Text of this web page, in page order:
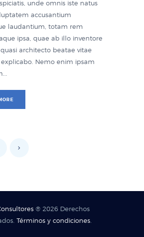
unde omnis iste natus
accusantium
laudantium, totam rem
ipsa, quae ab illo inventore
architecto beatae vitae
Nemo enim ipsam
® 2026 Derechos
Términos y condiciones.